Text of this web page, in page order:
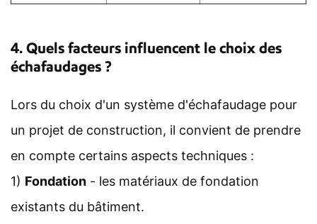
4. Quels facteurs influencent le choix des
échafaudages ?
Lors du choix d'un système d'échafaudage pour
un projet de construction, il convient de prendre
en compte certains aspects techniques :
1) Fondation - les matériaux de fondation
existants du bâtiment.